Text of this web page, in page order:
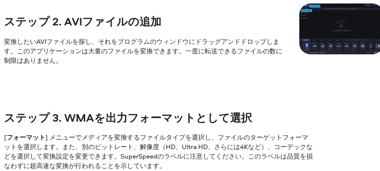
ステップ 2. AVIファイルの追加
変換したいAVIファイルを探し、それをプログラムのウィンドウにドラッグアンドドロップしま
す。このアプリケーションは大量のファイルを変換できます。一度に転送できるファイルの数に
制限はありません。
ステップ 3. WMAを出力フォーマットとして選択
[フォーマット] メニューでメディアを変換するファイルタイプを選択し、ファイルのターゲットフォーマ
ットを選択します。また、別のビットレート、解像度（HD、Ultra HD、さらには4Kなど）、コーデックな
どを選択して変換設定を変更できます。SuperSpeedのラベルに注意してください。このラベルは品質を損
なわずに超高速な変換が行われることを示しています。